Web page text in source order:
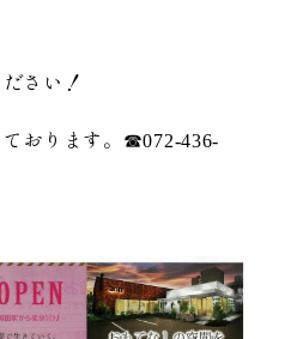
さい！
おります。☎072-436-